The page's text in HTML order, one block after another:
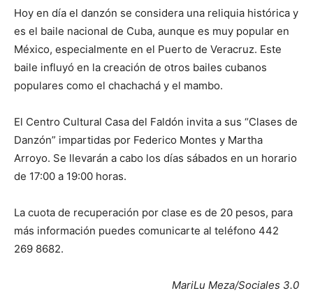
Hoy en día el danzón se considera una reliquia histórica y
es el baile nacional de Cuba, aunque es muy popular en
México, especialmente en el Puerto de Veracruz. Este
baile influyó en la creación de otros bailes cubanos
populares como el chachachá y el mambo.
El Centro Cultural Casa del Faldón invita a sus “Clases de
Danzón” impartidas por Federico Montes y Martha
Arroyo. Se llevarán a cabo los días sábados en un horario
de 17:00 a 19:00 horas.
La cuota de recuperación por clase es de 20 pesos, para
más información puedes comunicarte al teléfono 442
269 8682.
MariLu Meza/Sociales 3.0